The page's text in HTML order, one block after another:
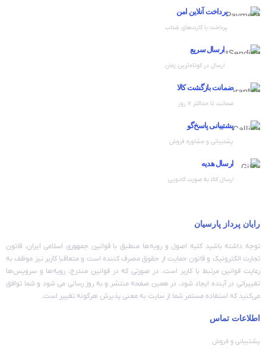
پرداخت آنلاین امن
پرداخت با کارت‌های شتاب
ارسال سریع
ارسال در کوتاه‌ترین زمان
ضمانت بازگشت کالا
ضمانت تا حداکثر ۷ روز
پشتیبانی پاسخ‌گو
پشتیبانی و مشاوره فروش
ارسال هدیه
ارسال کالا به صورت کادویی
رایان پرداز پارسیان
توجه داشته باشید کلیه اصول و رویه‏‌ها منطبق با قوانین جمهوری اسلامی ایران، قانون
تجارت الکترونیک و قانون حمایت از حقوق مصرف کننده است و متعاقبا کاربر نیز موظف به
رعایت قوانین مرتبط با کاربر است. در صورتی که در قوانین مندرج، رویه‏‌ها و سرویس‏‌ها
تغییراتی در آینده ایجاد شود، در همین صفحه منتشر و به روز رسانی می شود و شما توافق
می‏‌کنید که استفاده مستمر شما از سایت به معنی پذیرش هرگونه تغییر است.
اطلاعات تماس
پشتیبانی و فروش